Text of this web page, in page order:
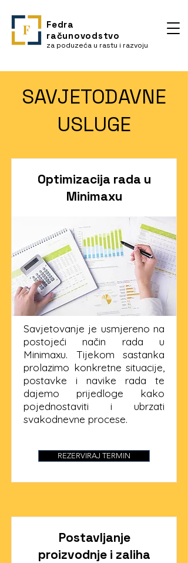
Fedra
računovodstvo
za poduzeća u rastu i razvoju
SAVJETODAVNE
USLUGE
Optimizacija rada u
Minimaxu
Savjetovanje je usmjereno na
postojeći način rada u
Minimaxu. Tijekom sastanka
prolazimo konkretne situacije,
postavke i navike rada te
dajemo prijedloge kako
pojednostaviti i ubrzati
svakodnevne procese.
REZERVIRAJ TERMIN
Postavljanje
proizvodnje i zaliha